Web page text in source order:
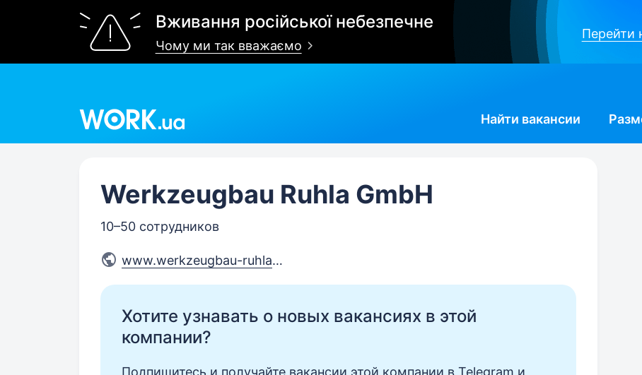
Вживання російської небезпечне
Чому ми так вважаємо
Перейти
Найти вакансии
Werkzeugbau Ruhla GmbH
10–50 сотрудников
www.werkzeugbau-ruhla.de
Хотите узнавать о новых вакансиях в этой
компании?
Подпишитесь и получайте вакансии этой компании в Telegram и